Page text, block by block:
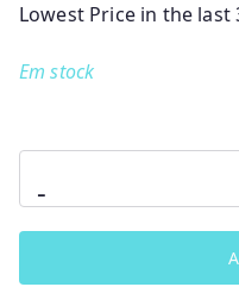
Lowest Price in the last
Em stock
-
de
O